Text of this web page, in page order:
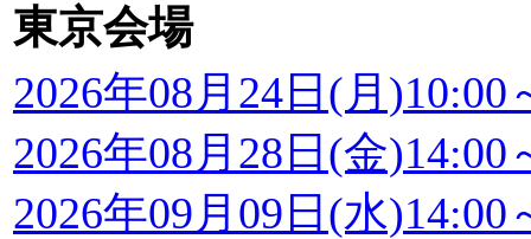
東京会場
2026年08月24日(月)10:00
2026年08月28日(金)14:00
2026年09月09日(水)14:00